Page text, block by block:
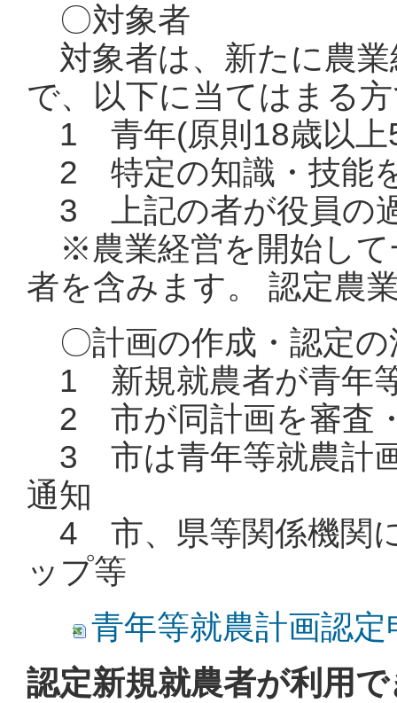
〇対象者
対象者は、新たに農
で、以下に当てはまる
1 青年(原則18歳以上
2 特定の知識・技能
3 上記の者が役員の
※農業経営を開始して
者を含みます。 認定農
〇計画の作成・認定の
1 新規就農者が青年
2 市が同計画を審査
3 市は青年等就農計
通知
4 市、県等関係機関
ップ等
青年等就農計画認
認定新規就農者が利用